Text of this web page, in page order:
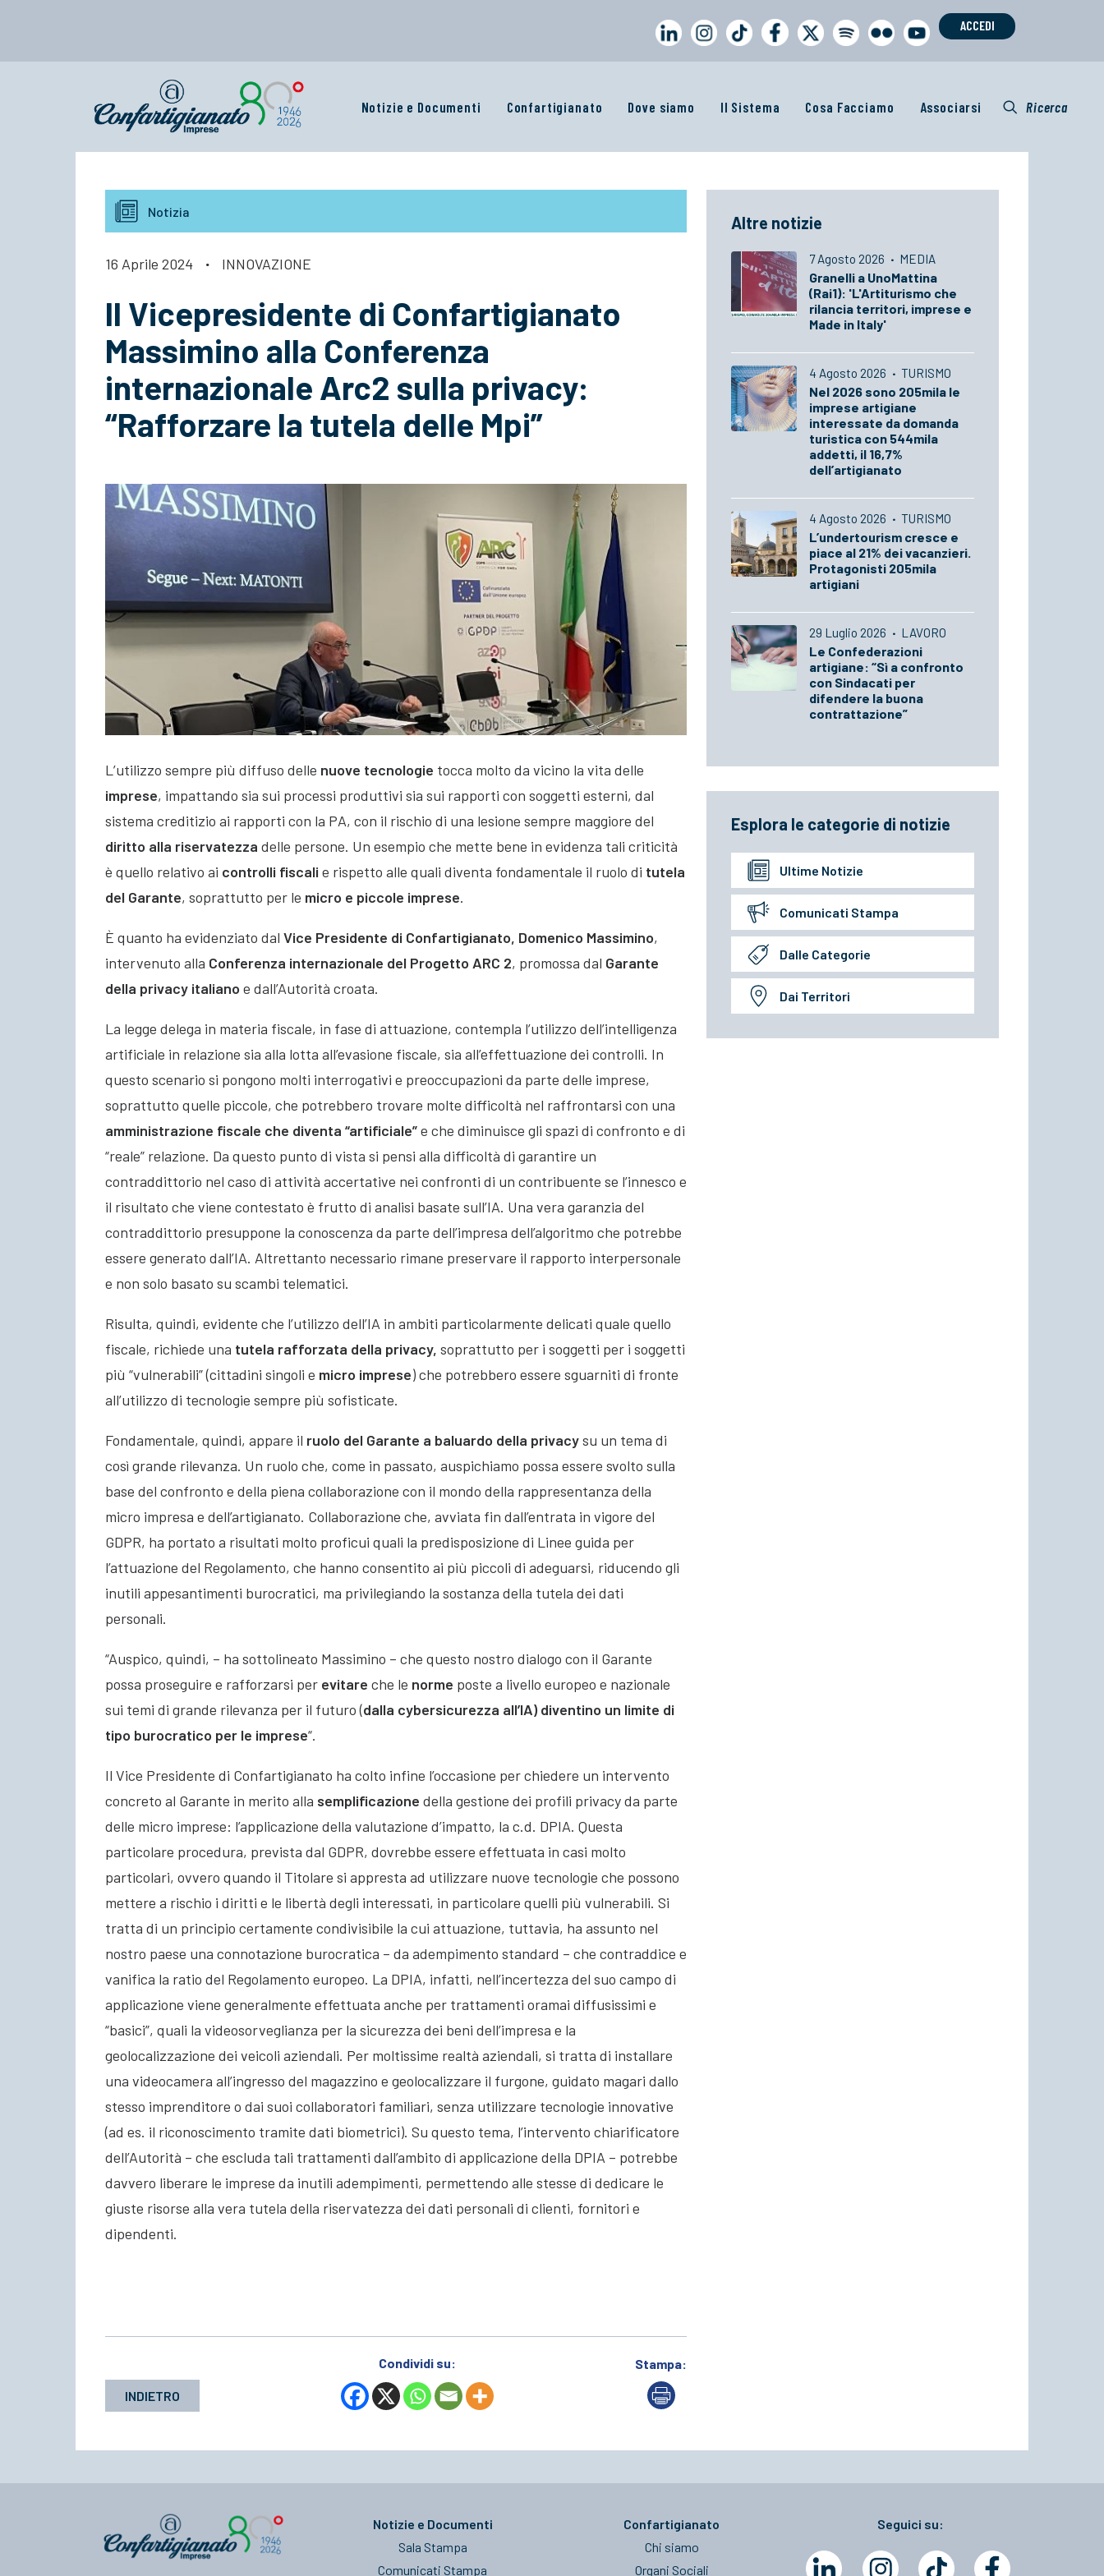
ACCEDI
Notizie e Documenti Confartigianato Dove siamo Il Sistema Cosa Facciamo Associarsi Ricerca
Notizia
16 Aprile 2024 · INNOVAZIONE
Il Vicepresidente di Confartigianato
Massimino alla Conferenza
internazionale Arc2 sulla privacy:
“Rafforzare la tutela delle Mpi”
L’utilizzo sempre più diffuso delle nuove tecnologie tocca molto da vicino la vita delle
imprese, impattando sia sui processi produttivi sia sui rapporti con soggetti esterni, dal
sistema creditizio ai rapporti con la PA, con il rischio di una lesione sempre maggiore del
diritto alla riservatezza delle persone. Un esempio che mette bene in evidenza tali criticità
è quello relativo ai controlli fiscali e rispetto alle quali diventa fondamentale il ruolo di tutela
del Garante, soprattutto per le micro e piccole imprese.
È quanto ha evidenziato dal Vice Presidente di Confartigianato, Domenico Massimino,
intervenuto alla Conferenza internazionale del Progetto ARC 2, promossa dal Garante
della privacy italiano e dall’Autorità croata.
La legge delega in materia fiscale, in fase di attuazione, contempla l’utilizzo dell’intelligenza
artificiale in relazione sia alla lotta all’evasione fiscale, sia all’effettuazione dei controlli. In
questo scenario si pongono molti interrogativi e preoccupazioni da parte delle imprese,
soprattutto quelle piccole, che potrebbero trovare molte difficoltà nel raffrontarsi con una
amministrazione fiscale che diventa “artificiale”e che diminuisce gli spazi di confronto e di
“reale” relazione. Da questo punto di vista si pensi alla difficoltà di garantire un
contraddittorio nel caso di attività accertative nei confronti di un contribuente se l’innesco e
il risultato che viene contestato è frutto di analisi basate sull’IA. Una vera garanzia del
contraddittorio presuppone la conoscenza da parte dell’impresa dell’algoritmo che potrebbe
essere generato dall’IA. Altrettanto necessario rimane preservare il rapporto interpersonale
e non solo basato su scambi telematici.
Risulta, quindi, evidente che l’utilizzo dell’IA in ambiti particolarmente delicati quale quello
fiscale, richiede una tutela rafforzata della privacy, soprattutto per i soggetti per i soggetti
più “vulnerabili” (cittadini singoli e micro imprese) che potrebbero essere sguarniti di fronte
all’utilizzo di tecnologie sempre più sofisticate.
Fondamentale, quindi, appare il ruolo del Garante a baluardo della privacysu un tema di
così grande rilevanza. Un ruolo che, come in passato, auspichiamo possa essere svolto sulla
base del confronto e della piena collaborazione con il mondo della rappresentanza della
micro impresa e dell’artigianato. Collaborazione che, avviata fin dall’entrata in vigore del
GDPR, ha portato a risultati molto proficui quali la predisposizione di Linee guida per
l’attuazione del Regolamento, che hanno consentito ai più piccoli di adeguarsi, riducendo gli
inutili appesantimenti burocratici, ma privilegiando la sostanza della tutela dei dati
personali.
“Auspico, quindi, – ha sottolineato Massimino – che questo nostro dialogo con il Garante
possa proseguire e rafforzarsi per evitare che le norme poste a livello europeo e nazionale
sui temi di grande rilevanza per il futuro (dalla cybersicurezza all’IA) diventino un limite di
tipo burocratico per le imprese“.
Il Vice Presidente di Confartigianato ha colto infine l’occasione per chiedere un intervento
concreto al Garante in merito alla semplificazione della gestione dei profili privacy da parte
delle micro imprese: l’applicazione della valutazione d’impatto, la c.d. DPIA. Questa
particolare procedura, prevista dal GDPR, dovrebbe essere effettuata in casi molto
particolari, ovvero quando il Titolare si appresta ad utilizzare nuove tecnologie che possono
mettere a rischio i diritti e le libertà degli interessati, in particolare quelli più vulnerabili. Si
tratta di un principio certamente condivisibile la cui attuazione, tuttavia, ha assunto nel
nostro paese una connotazione burocratica – da adempimento standard – che contraddice e
vanifica la ratio del Regolamento europeo. La DPIA, infatti, nell’incertezza del suo campo di
applicazione viene generalmente effettuata anche per trattamenti oramai diffusissimi e
“basici”, quali la videosorveglianza per la sicurezza dei beni dell’impresa e la
geolocalizzazione dei veicoli aziendali. Per moltissime realtà aziendali, si tratta di installare
una videocamera all’ingresso del magazzino e geolocalizzare il furgone, guidato magari dallo
stesso imprenditore o dai suoi collaboratori familiari, senza utilizzare tecnologie innovative
(ad es. il riconoscimento tramite dati biometrici). Su questo tema, l’intervento chiarificatore
dell’Autorità – che escluda tali trattamenti dall’ambito di applicazione della DPIA – potrebbe
davvero liberare le imprese da inutili adempimenti, permettendo alle stesse di dedicare le
giuste risorse alla vera tutela della riservatezza dei dati personali di clienti, fornitori e
dipendenti.
INDIETRO
Condividi su: Stampa:
Altre notizie
7 Agosto 2026 · MEDIA
Granelli a UnoMattina
(Rai1): 'L'Artiturismo che
rilancia territori, imprese e
Made in Italy'
4 Agosto 2026 · TURISMO
Nel 2026 sono 205mila le
imprese artigiane
interessate da domanda
turistica con 544mila
addetti, il 16,7%
dell’artigianato
4 Agosto 2026 · TURISMO
L’undertourism cresce e
piace al 21% dei vacanzieri.
Protagonisti 205mila
artigiani
29 Luglio 2026 · LAVORO
Le Confederazioni
artigiane: “Sì a confronto
con Sindacati per
difendere la buona
contrattazione”
Esplora le categorie di notizie
Ultime Notizie
Comunicati Stampa
Dalle Categorie
Dai Territori
Notizie e Documenti
Sala Stampa
Comunicati Stampa
Confartigianato
Chi siamo
Organi Sociali
Seguici su: